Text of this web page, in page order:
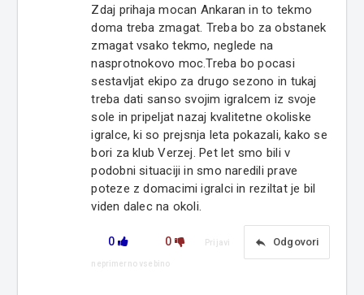
Zdaj prihaja mocan Ankaran in to tekmo
doma treba zmagat. Treba bo za obstanek
zmagat vsako tekmo, neglede na
nasprotnokovo moc.Treba bo pocasi
sestavljat ekipo za drugo sezono in tukaj
treba dati sanso svojim igralcem iz svoje
sole in pripeljat nazaj kvalitetne okoliske
igralce, ki so prejsnja leta pokazali, kako se
bori za klub Verzej. Pet let smo bili v
podobni situaciji in smo naredili prave
poteze z domacimi igralci in reziltat je bil
viden dalec na okoli.
0 0 reply Odgovori
Prijavi
neprimerno vsebino